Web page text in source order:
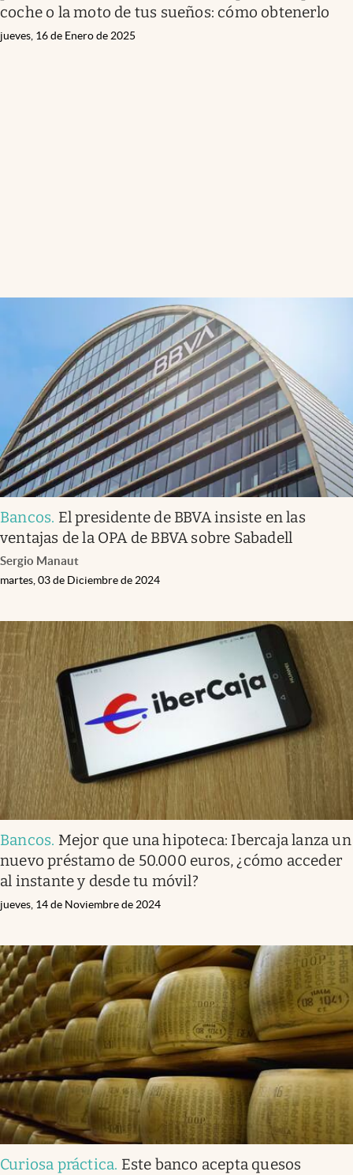
coche o la moto de tus sueños: cómo obtenerlo
jueves, 16 de Enero de 2025
Bancos. El presidente de BBVA insiste en las
ventajas de la OPA de BBVA sobre Sabadell
Sergio Manaut
martes, 03 de Diciembre de 2024
Bancos. Mejor que una hipoteca: Ibercaja lanza un
nuevo préstamo de 50.000 euros, ¿cómo acceder
al instante y desde tu móvil?
jueves, 14 de Noviembre de 2024
Curiosa práctica. Este banco acepta quesos